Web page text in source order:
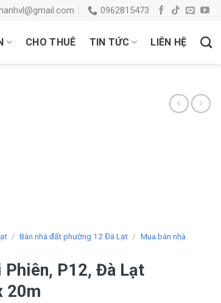
0962815473
CHO THUÊ TIN TỨC LIÊN HỆ
/ Bán nhà đất phường 12 Đà Lạt / Mua bán nhà
P12, Đà Lạt
20m